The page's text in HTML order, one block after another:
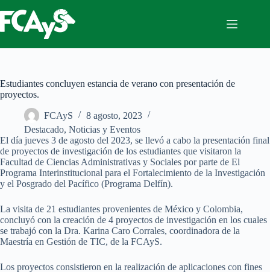
al
contenido
Estudiantes concluyen estancia de verano con presentación de
proyectos.
FCAyS
8 agosto, 2023
Destacado, Noticias y Eventos
El día jueves 3 de agosto del 2023, se llevó a cabo la presentación final
de proyectos de investigación de los estudiantes que visitaron la
Facultad de Ciencias Administrativas y Sociales por parte de El
Programa Interinstitucional para el Fortalecimiento de la Investigación
y el Posgrado del Pacífico (Programa Delfín).
La visita de 21 estudiantes provenientes de México y Colombia,
concluyó con la creación de 4 proyectos de investigación en los cuales
se trabajó con la Dra. Karina Caro Corrales, coordinadora de la
Maestría en Gestión de TIC, de la FCAyS.
Los proyectos consistieron en la realización de aplicaciones con fines